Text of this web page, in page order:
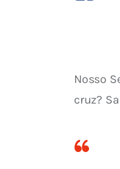
Nosso
cruz?